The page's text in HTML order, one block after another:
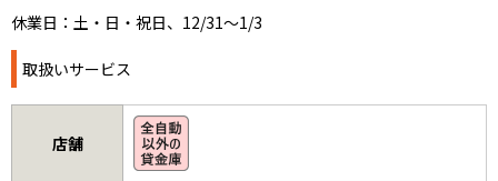
休業日：土・日・祝日、12/31～1/3
取扱いサービス
店舗